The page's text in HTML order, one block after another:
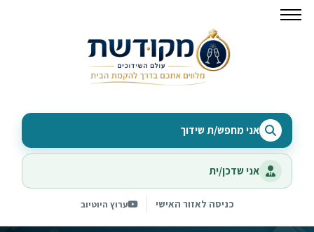
אני מחפש/ת שידוך
אני שדכן/ית
כניסה לאזור האישי ערוץ היוטיוב